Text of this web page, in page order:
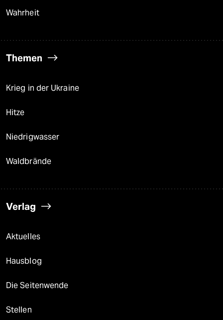
Wahrheit
Themen
Krieg in der Ukraine
Hitze
Niedrigwasser
Waldbrände
Verlag
Aktuelles
Hausblog
Die Seitenwende
Stellen